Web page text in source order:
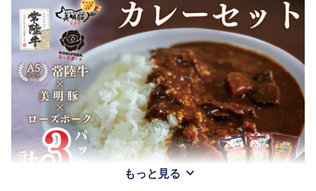
もっと見る